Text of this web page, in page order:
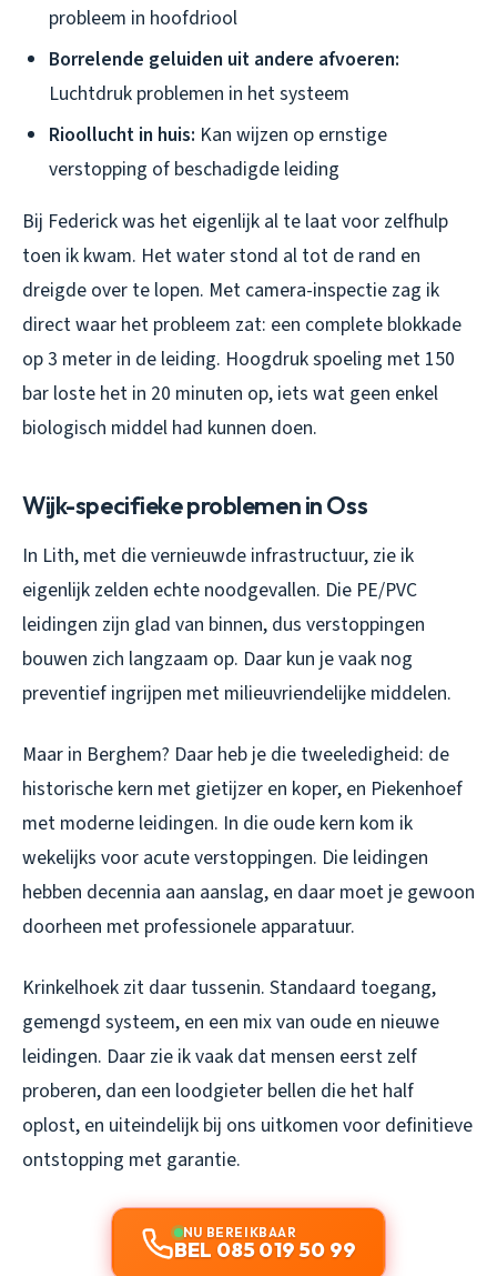
probleem in hoofdriool
Borrelende geluiden uit andere afvoeren:
Luchtdruk problemen in het systeem
Rioollucht in huis: Kan wijzen op ernstige
verstopping of beschadigde leiding
Bij Federick was het eigenlijk al te laat voor zelfhulp
toen ik kwam. Het water stond al tot de rand en
dreigde over te lopen. Met camera-inspectie zag ik
direct waar het probleem zat: een complete blokkade
op 3 meter in de leiding. Hoogdruk spoeling met 150
bar loste het in 20 minuten op, iets wat geen enkel
biologisch middel had kunnen doen.
Wijk-specifieke problemen in Oss
In Lith, met die vernieuwde infrastructuur, zie ik
eigenlijk zelden echte noodgevallen. Die PE/PVC
leidingen zijn glad van binnen, dus verstoppingen
bouwen zich langzaam op. Daar kun je vaak nog
preventief ingrijpen met milieuvriendelijke middelen.
Maar in Berghem? Daar heb je die tweeledigheid: de
historische kern met gietijzer en koper, en Piekenhoef
met moderne leidingen. In die oude kern kom ik
wekelijks voor acute verstoppingen. Die leidingen
hebben decennia aan aanslag, en daar moet je gewoon
doorheen met professionele apparatuur.
Krinkelhoek zit daar tussenin. Standaard toegang,
gemengd systeem, en een mix van oude en nieuwe
leidingen. Daar zie ik vaak dat mensen eerst zelf
proberen, dan een loodgieter bellen die het half
oplost, en uiteindelijk bij ons uitkomen voor definitieve
ontstopping met garantie.
NU BEREIKBAAR
BEL 085 019 50 99